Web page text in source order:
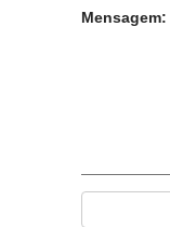
Mensagem: